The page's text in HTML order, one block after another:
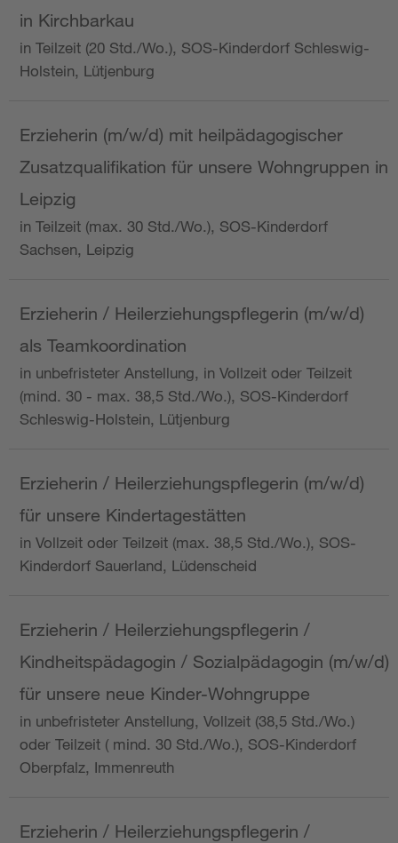
in Kirchbarkau
in Teilzeit (20 Std./Wo.), SOS-Kinderdorf Schleswig-
Holstein, Lütjenburg
Erzieherin (m/w/d) mit heilpädagogischer
Zusatzqualifikation für unsere Wohngruppen in
Leipzig
in Teilzeit (max. 30 Std./Wo.), SOS-Kinderdorf
Sachsen, Leipzig
Erzieherin / Heilerziehungspflegerin (m/w/d)
als Teamkoordination
in unbefristeter Anstellung, in Vollzeit oder Teilzeit
(mind. 30 - max. 38,5 Std./Wo.), SOS-Kinderdorf
Schleswig-Holstein, Lütjenburg
Erzieherin / Heilerziehungspflegerin (m/w/d)
für unsere Kindertagestätten
in Vollzeit oder Teilzeit (max. 38,5 Std./Wo.), SOS-
Kinderdorf Sauerland, Lüdenscheid
Erzieherin / Heilerziehungspflegerin /
Kindheitspädagogin / Sozialpädagogin (m/w/d)
für unsere neue Kinder-Wohngruppe
in unbefristeter Anstellung, Vollzeit (38,5 Std./Wo.)
oder Teilzeit ( mind. 30 Std./Wo.), SOS-Kinderdorf
Oberpfalz, Immenreuth
Erzieherin / Heilerziehungspflegerin /